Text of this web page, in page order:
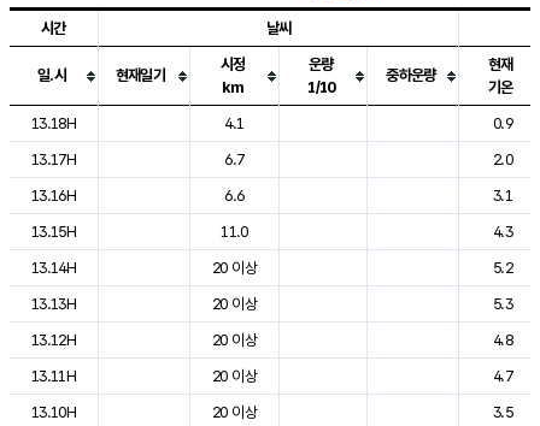
도시별 기상실황표로 지점, 날씨, 기온, 강수, 바람, 기압등을 안내한 표입
시간 날씨
일.시 현재일기
시정
km
운량
1/10
중하운량
현재
기온
13.18H
4.1
0.9
13.17H
6.7
2.0
13.16H
6.6
3.1
13.15H
11.0
4.3
13.14H
20 이상
5.2
13.13H
20 이상
5.3
13.12H
20 이상
4.8
13.11H
20 이상
4.7
13.10H
20 이상
3.5